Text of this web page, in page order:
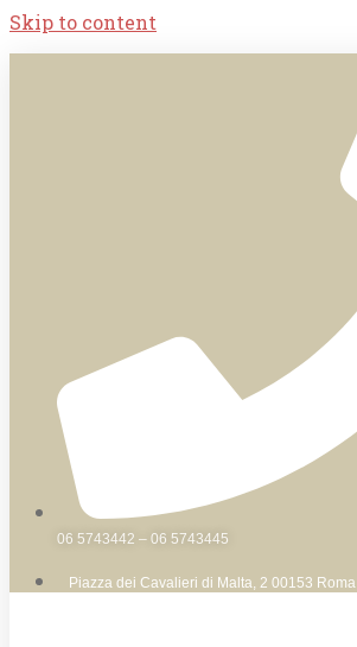
Skip to content
06 5743442 – 06 5743445
Piazza dei Cavalieri di Malta, 2 00153 Roma